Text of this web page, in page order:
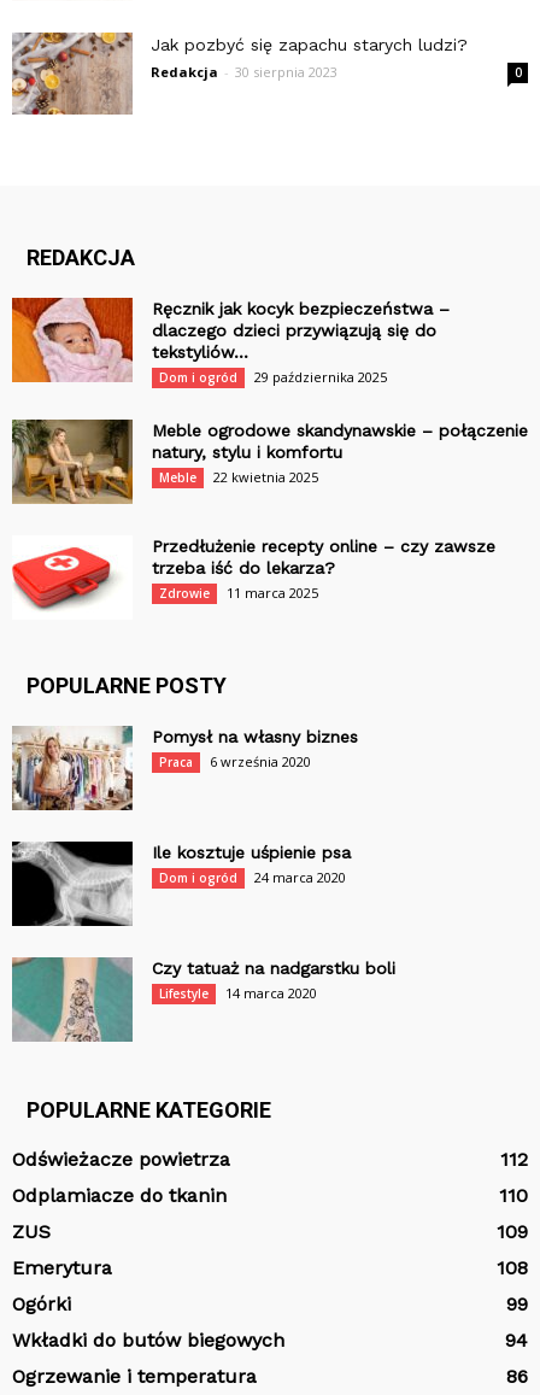
Jak pozbyć się zapachu starych ludzi?
Redakcja - 30 sierpnia 2023 0
REDAKCJA
Ręcznik jak kocyk bezpieczeństwa –
dlaczego dzieci przywiązują się do
tekstyliów...
Dom i ogród 29 października 2025
Meble ogrodowe skandynawskie – połączenie
natury, stylu i komfortu
Meble 22 kwietnia 2025
Przedłużenie recepty online – czy zawsze
trzeba iść do lekarza?
Zdrowie 11 marca 2025
POPULARNE POSTY
Pomysł na własny biznes
Praca 6 września 2020
Ile kosztuje uśpienie psa
Dom i ogród 24 marca 2020
Czy tatuaż na nadgarstku boli
Lifestyle 14 marca 2020
POPULARNE KATEGORIE
Odświeżacze powietrza
112
Odplamiacze do tkanin
110
ZUS
109
Emerytura
108
Ogórki
99
Wkładki do butów biegowych
94
Ogrzewanie i temperatura
86